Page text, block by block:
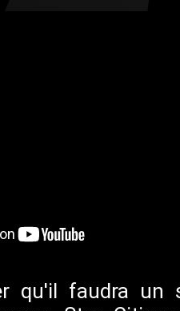
qu'il faudra un